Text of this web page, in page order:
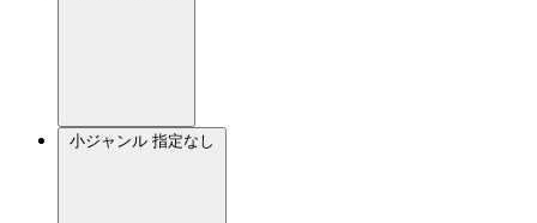
小ジャンル 指定なし